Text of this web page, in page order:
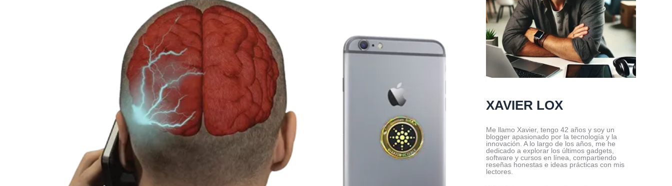
XAVIER LOX
Me llamo Xavier, tengo 42 años y soy un
blogger apasionado por la tecnología y la
innovación. A lo largo de los años, me he
dedicado a explorar los últimos gadgets,
software y cursos en línea, compartiendo
reseñas honestas e ideas prácticas con mis
lectores.